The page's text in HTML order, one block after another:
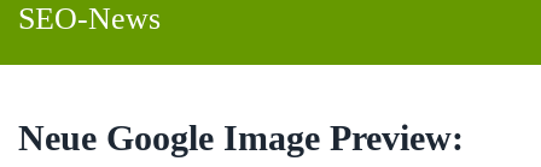
SEO-News
Neue Google Image Preview: